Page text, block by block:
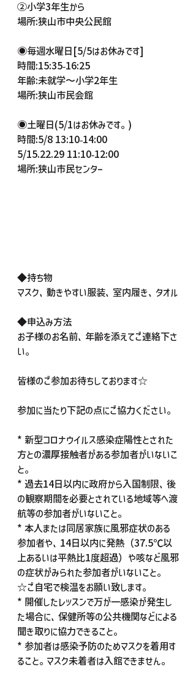
②小学3年生から
場所:狭山市中央公民館
◉毎週水曜日[5/5はお休みです]
時間:15:35-16:25
年齢:未就学〜小学2年生
場所:狭山市民会館
◉土曜日(5/1はお休みです。)
時間:5/8 13:10-14:00
5/15.22.29 11:10-12:00
場所:狭山市民センター
◆持ち物
マスク、動きやすい服装、室内履き、タオル
◆申込み方法
お子様のお名前、年齢を添えてご連絡下さ
い。
皆様のご参加お待ちしております☆
参加に当たり下記の点にご協力ください。
* 新型コロナウイルス感染症陽性とされた
方との濃厚接触者がある参加者がいないこ
と。
* 過去14日以内に政府から入国制限、後
の観察期間を必要とされている地域等へ渡
航等の参加者がいないこと。
* 本人または同居家族に風邪症状のある
参加者や、14日以内に発熱（37.5℃以
上あるいは平熱比1度超過）や咳など風邪
の症状がみられた参加者がいないこと。
☆ご自宅で検温をお願い致します。
* 開催したレッスンで万が一感染が発生し
た場合に、保健所等の公共機関などによる
聞き取りに協力できること。
* 参加者は感染予防のためマスクを着用す
ること。マスク未着者は入館できません。